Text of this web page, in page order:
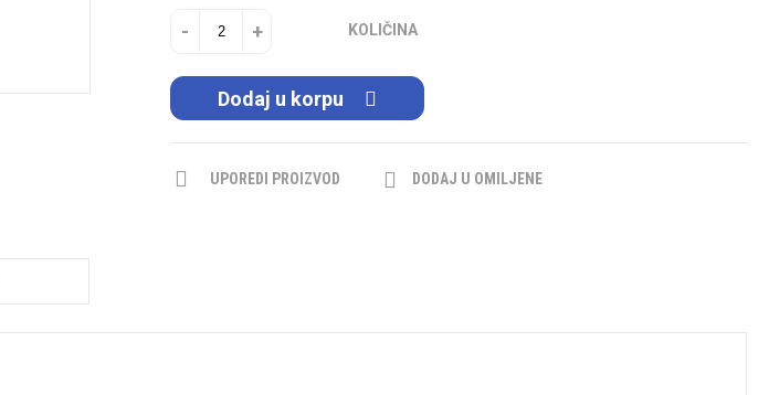
- + KOLIČINA
Dodaj u korpu
UPOREDI PROIZVOD DODAJ U OMILJENE